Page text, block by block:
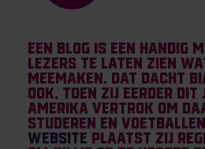
Een blog is een handig
lezers te laten zien
meemaken. Dat dacht
ook, toen zij eerder
Amerika vertrok om
studeren en
websiteplaatst zij